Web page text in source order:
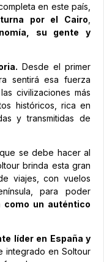
en este país,
por el Cairo
su gente y
Desde el primer
sentirá esa fuerza
civilizaciones más
históricos, rica en
y transmitidas de
se debe hacer al
brinda esta gran
viajes, con vuelos
para poder
como un auténtico
líder en España y
integrado en Soltour